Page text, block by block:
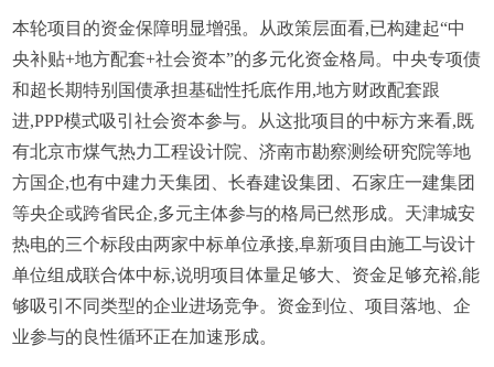
本轮项目的资金保障明显增强。从政策层面看,已构建起“中
央补贴+地方配套+社会资本”的多元化资金格局。中央专项债
和超长期特别国债承担基础性托底作用,地方财政配套跟
进,PPP模式吸引社会资本参与。从这批项目的中标方来看,既
有北京市煤气热力工程设计院、济南市勘察测绘研究院等地
方国企,也有中建力天集团、长春建设集团、石家庄一建集团
等央企或跨省民企,多元主体参与的格局已然形成。天津城安
热电的三个标段由两家中标单位承接,阜新项目由施工与设计
单位组成联合体中标,说明项目体量足够大、资金足够充裕,能
够吸引不同类型的企业进场竞争。资金到位、项目落地、企
业参与的良性循环正在加速形成。